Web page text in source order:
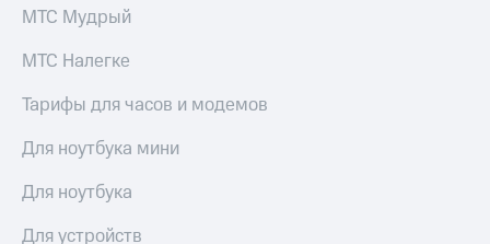
облигаций
Реквизиты
Контакты
развитие
деловая этика
На главную
МТС Мудрый
МТС Налегке
Тарифы для часов и модемов
Для ноутбука мини
Для ноутбука
Для устройств